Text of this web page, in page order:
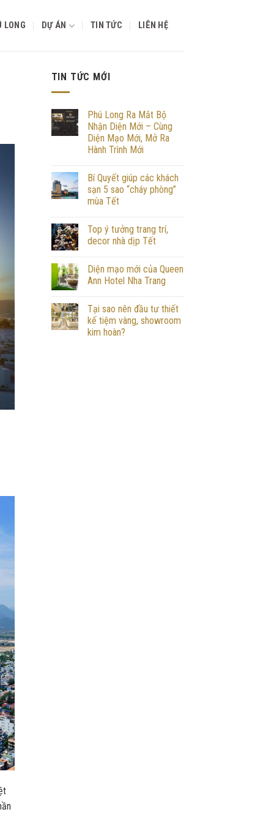
LONG DỰ ÁN TIN TỨC LIÊN HỆ
TIN TỨC MỚI
Phú Long Ra Mắt Bộ
Nhận Diện Mới – Cùng
Diện Mạo Mới, Mở Ra
Hành Trình Mới
Bí Quyết giúp các khách
sạn 5 sao “cháy phòng”
mùa Tết
Top ý tưởng trang trí,
decor nhà dịp Tết
Diện mạo mới của Queen
Ann Hotel Nha Trang
Tại sao nên đầu tư thiết
kế tiệm vàng, showroom
kim hoàn?